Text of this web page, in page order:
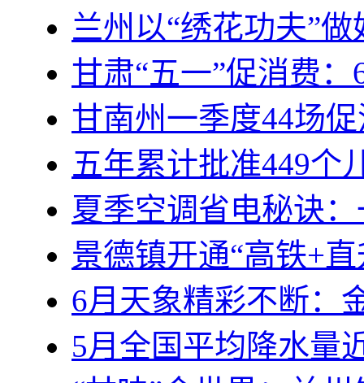
兰州以“绣花功夫”
甘肃“五一”促消费
甘南州一季度44场
五年累计批准449个
夏季空调省电秘诀
景德镇开通“高铁+
6月天象精彩不断：
5月全国平均降水量